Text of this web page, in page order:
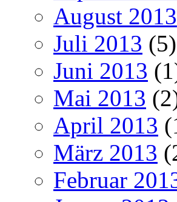
August 2013
Juli 2013 (5)
Juni 2013
Mai 2013
April 2013
März 2013
Februar